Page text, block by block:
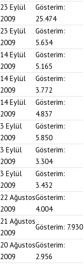
23 Eylül
2009
Gösterim:
25.474
23 Eylül
2009
Gösterim:
5.634
14 Eylül
2009
Gösterim:
5.165
14 Eylül
2009
Gösterim:
3.772
14 Eylül
2009
Gösterim:
4.837
3 Eylül
2009
Gösterim:
5.850
3 Eylül
2009
Gösterim:
3.304
3 Eylül
2009
Gösterim:
3.432
22 Ağustos
2009
Gösterim:
4.004
21 Ağustos
2009
Gösterim: 7.930
20 Ağustos
2009
Gösterim:
2.956